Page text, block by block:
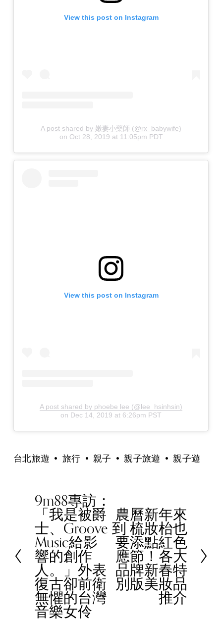
View this post on Instagram
A post shared by 嫩妻小藥師 (@rx_babywife)
on Oct 28, 2019 at 11:05pm PDT
View this post on Instagram
A post shared by phoebe lee (@lee_hsinhsin)
on Dec 14, 2019 at 6:26pm PST
台北旅遊 旅行 親子 親子旅遊 親子遊
P
e
v
i
u
s
9m88專訪：
「我是被爵
士、Groove
Music給影
響的創作
人。」外表
復古卻前衛
無懼的台灣
音樂女伶
e
農曆新年來
到 梳妝枱也
要添點紅色
應節！各大
品牌新春特
別版美妝品
推介